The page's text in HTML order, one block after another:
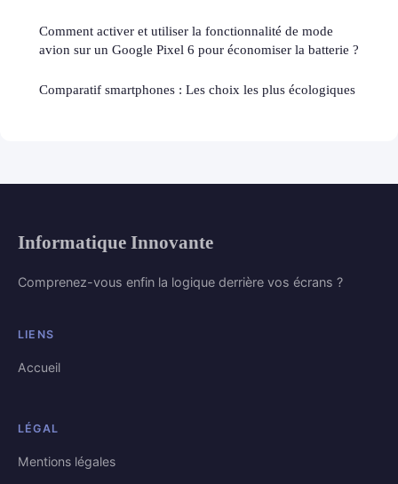
Comment activer et utiliser la fonctionnalité de mode
avion sur un Google Pixel 6 pour économiser la batterie ?
Comparatif smartphones : Les choix les plus écologiques
Informatique Innovante
Comprenez-vous enfin la logique derrière vos écrans ?
LIENS
Accueil
LÉGAL
Mentions légales